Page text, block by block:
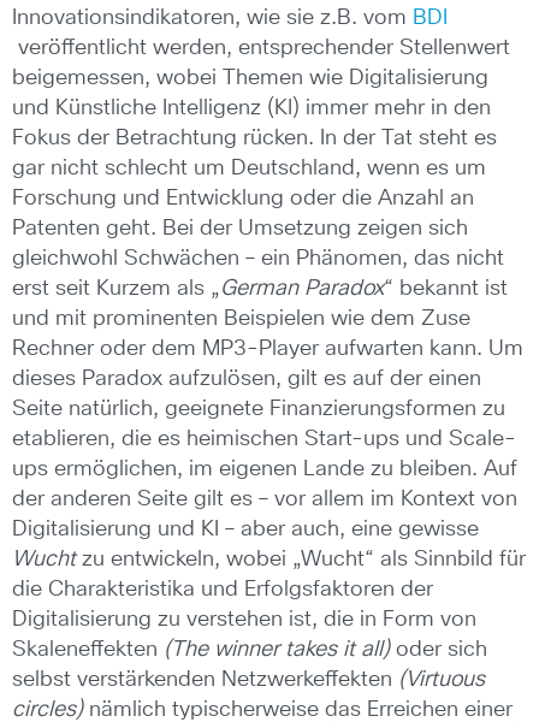
Innovationsindikatoren, wie sie z.B. vom BDI
veröffentlicht werden, entsprechender Stellenwert
beigemessen, wobei Themen wie Digitalisierung
und Künstliche Intelligenz (KI) immer mehr in den
Fokus der Betrachtung rücken. In der Tat steht es
gar nicht schlecht um Deutschland, wenn es um
Forschung und Entwicklung oder die Anzahl an
Patenten geht. Bei der Umsetzung zeigen sich
gleichwohl Schwächen – ein Phänomen, das nicht
erst seit Kurzem als „German Paradox“ bekannt ist
und mit prominenten Beispielen wie dem Zuse
Rechner oder dem MP3-Player aufwarten kann. Um
dieses Paradox aufzulösen, gilt es auf der einen
Seite natürlich, geeignete Finanzierungsformen zu
etablieren, die es heimischen Start-ups und Scale-
ups ermöglichen, im eigenen Lande zu bleiben. Auf
der anderen Seite gilt es – vor allem im Kontext von
Digitalisierung und KI – aber auch, eine gewisse
Wuchtzu entwickeln, wobei „Wucht“ als Sinnbild für
die Charakteristika und Erfolgsfaktoren der
Digitalisierung zu verstehen ist, die in Form von
Skaleneffekten (The winner takes it all)oder sich
selbst verstärkenden Netzwerkeffekten (Virtuous
circles)nämlich typischerweise das Erreichen einer